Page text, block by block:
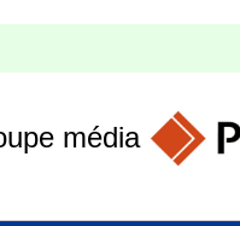
média